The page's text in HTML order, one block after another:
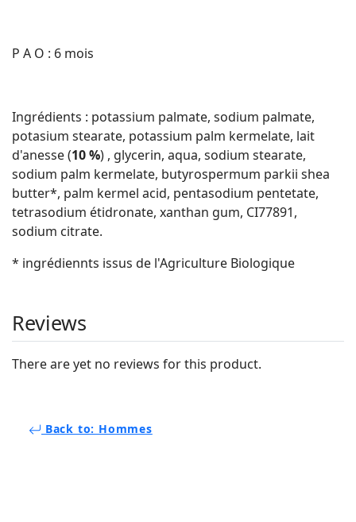
P A O : 6 mois
Ingrédients : potassium palmate, sodium palmate,
potasium stearate, potassium palm kermelate, lait
d'anesse (10 %) , glycerin, aqua, sodium stearate,
sodium palm kermelate, butyrospermum parkii shea
butter*, palm kermel acid, pentasodium pentetate,
tetrasodium étidronate, xanthan gum, CI77891,
sodium citrate.
* ingrédiennts issus de l'Agriculture Biologique
Reviews
There are yet no reviews for this product.
Back to: Hommes